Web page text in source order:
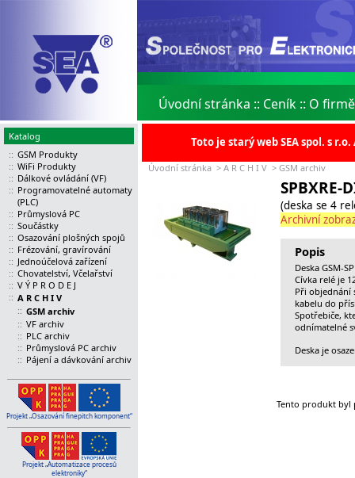
Úvodní stránka :: Ceník :: O firmě
Katalog
:: GSM Produkty
:: WiFi Produkty
:: Dálkové ovládání (VF)
:: Programovatelné automaty
(PLC)
:: Průmyslová PC
:: Součástky
:: Osazování plošných spojů
:: Frézování, gravírování
:: Jednoúčelová zařízení
:: Chovatelství, Včelařství
:: V Ý P R O D E J
:: A R C H I V
:: GSM archiv
:: VF archiv
:: PLC archiv
:: Průmyslová PC archiv
:: Pájení a dávkování archiv
Projekt „Osazování finepitch komponent“
Projekt „Automatizace procesů
elektroniky“
Toto je starý web SEA spol. s
Úvodní stránka > A R C H I V > GSM archiv
SPBXRE-
(deska se 4
Archivní
Popis
Deska GSM-
Cívka relé je
Při objednání
kabelu do
Spotřebiče,
odnímatelné
Deska je
Tento produkt byl